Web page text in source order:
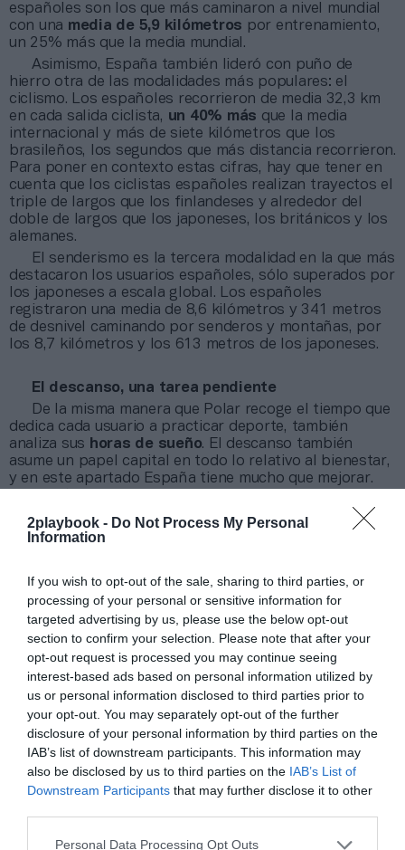
2playbook - Do Not Process My Personal
Information
If you wish to opt-out of the sale, sharing to third parties, or
processing of your personal or sensitive information for
targeted advertising by us, please use the below opt-out
section to confirm your selection. Please note that after your
opt-out request is processed you may continue seeing
interest-based ads based on personal information utilized by
us or personal information disclosed to third parties prior to
your opt-out. You may separately opt-out of the further
disclosure of your personal information by third parties on the
IAB’s list of downstream participants. This information may
also be disclosed by us to third parties on the IAB’s List of
Downstream Participants that may further disclose it to other
Personal Data Processing Opt Outs
españoles son los que más caminaron a nivel mundial
con una media de 5,9 kilómetros por entrenamiento,
un 25% más que la media mundial.
Asimismo, España también lideró con puño de
hierro otra de las modalidades más populares: el
ciclismo. Los españoles recorrieron de media 32,3 km
en cada salida ciclista, un 40% más que la media
internacional y más de siete kilómetros que los
brasileños, los segundos que más distancia recorrieron.
Para poner en contexto estas cifras, hay que tener en
cuenta que los ciclistas españoles realizan trayectos el
triple de largos que los finlandeses y alrededor del
doble de largos que los japoneses, los británicos y los
alemanes.
El senderismo es la tercera modalidad en la que más
destacaron los usuarios españoles, sólo superados por
los japoneses a escala global. Los españoles
registraron una media de 8,6 kilómetros y 341 metros
de desnivel caminando por senderos y montañas, por
los 8,7 kilómetros y los 613 metros de los japoneses.
El descanso, una tarea pendiente
De la misma manera que Polar recoge el tiempo que
dedica cada usuario a practicar deporte, también
analiza sus horas de sueño. El descanso también
asume un papel capital en todo lo relativo al bienestar,
y en este apartado España tiene mucho que mejorar.
inteligentes revelan que es el país que más tarde se va
a dormir, algo que se atribuye a una cuestión cultural y
En total, los españoles duermen una media de7
horas y 16 minutospor noche. Es el tercer país con
peor calidad del sueño, algo que Polar mide a partir de
métricas, como las veces que los usuarios se desvelan o
las fases de sueño reparador que cumplen. Los
nipones son el único país que baja de las 7 horas de
media de sueño, que es el mínimo recomendado,
mientras que los finlandeses obtienen la mayor
puntuación con 75 puntos al registrar 7 horas y 43
minutos de horas de sueño promedio.